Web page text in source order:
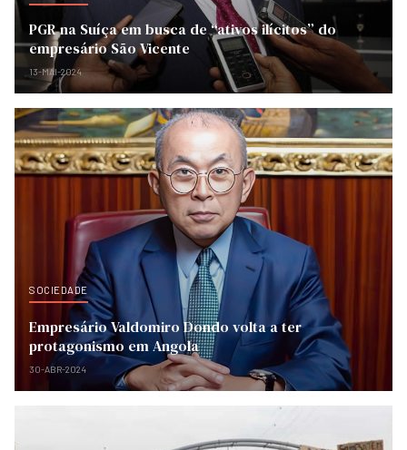
PGR na Suíça em busca de “ativos ilícitos” do
empresário São Vicente
13-MAI-2024
SOCIEDADE
Empresário Valdomiro Dondo volta a ter
protagonismo em Angola
30-ABR-2024